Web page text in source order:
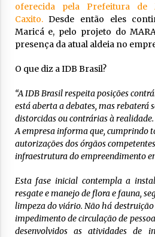
oferecida pela Prefeitura
Caxito.Desde então eles
Maricá e, pelo projeto do
presença da atual aldeia no
O que diz a IDB Brasil?
“A IDB Brasil respeita posições
está aberta a debates, mas rebaterá
distorcidas ou contrárias à realidade.
A empresa informa que, cumprindo
autorizações dos órgãos
infraestrutura do empreendimento
Esta fase inicial contempla a
resgate e manejo de flora e fauna,
limpeza do viário. Não há
impedimento de circulação de
desenvolvidos as atividades de